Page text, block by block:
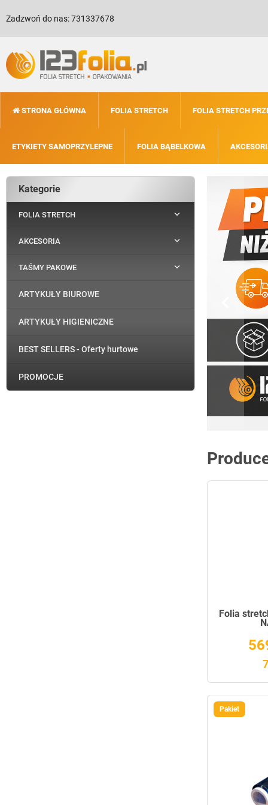
Zadzwoń do nas:731337678
STRONA GŁÓWNA FOLIA STRETCH FOLIA STRETCH
ETYKIETY SAMOPRZYLEPNE FOLIA BĄBELKOWA
Kategorie
FOLIA STRETCH 
AKCESORIA 
TAŚMY PAKOWE 
ARTYKUŁY BIUROWE
ARTYKUŁY HIGIENICZNE
BEST SELLERS - Oferty hurtowe
PROMOCJE

Folia
Pakiet